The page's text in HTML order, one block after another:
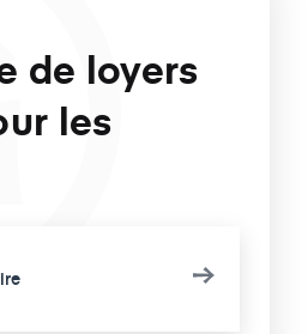
de loyers
les